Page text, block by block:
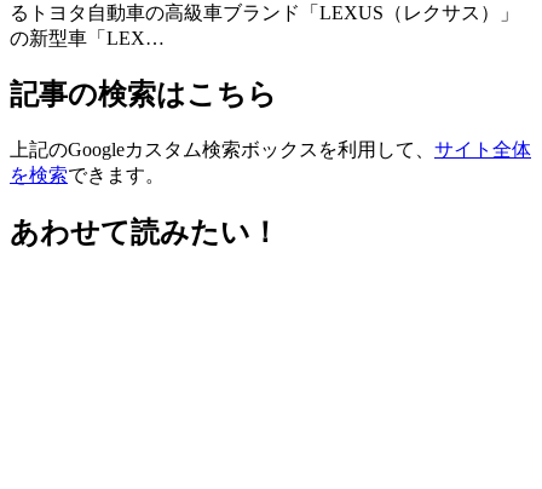
るトヨタ自動車の高級車ブランド「LEXUS（レクサス）」
の新型車「LEX…
記事の検索はこちら
上記のGoogleカスタム検索ボックスを利用して、 サイト全体
を検索できます。
あわせて読みたい！